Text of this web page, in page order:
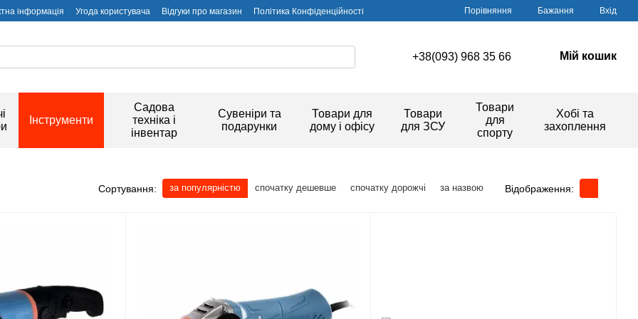
інформація Угода користувача Відгуки про магазин Політика Конфіденційності Порівняння Бажання Вхід
+38(093) 968 35 66 Мій кошик
Інструменти
Садова
техніка і
інвентар
Сувеніри та
подарунки
Товари для
дому і офісу
Товари
для ЗСУ
Товари
для
спорту
Хобі та
захоплення
Сортування: за популярністю спочатку дешевше спочатку дорожчі за назвою Відображення: